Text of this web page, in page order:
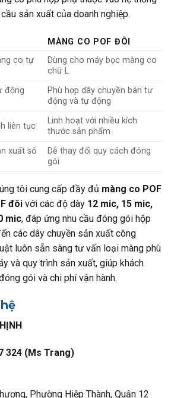
sản xuất của doanh nghiệp.
MÀNG CO POF ĐÔI
co tự
Dùng cho máy bọc màng co
chữ L
động
Phù hợp dây chuyền bán tự
động và tự động
liên tục
Linh hoạt với nhiều kích
thước sản phẩm
xuất số
Dễ thay đổi quy cách đóng
gói
tôi cung cấp đầy đủ màng co POF
đôi với các độ dày 12 mic, 15 mic,
mic, đáp ứng nhu cầu đóng gói hộp
các dây chuyền sản xuất công
luôn sẵn sàng tư vấn loại màng phù
và quy trình sản xuất, giúp khách
gói và chi phí vận hành.
324 (Ms Trang)
Phường Hiệp Thành, Quận 12